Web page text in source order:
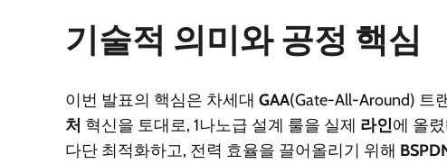
기술적 의미와 공정 핵심
이번 발표의 핵심은 차세대 GAA(Gate-All-Around) 트
처 혁신을 토대로, 1나노급 설계 룰을 실제 라인에 올
다단 최적화하고, 전력 효율을 끌어올리기 위해